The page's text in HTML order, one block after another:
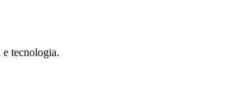
e tecnologia.